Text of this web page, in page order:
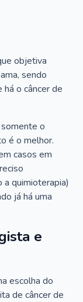
objetiva
sendo
o câncer de
o
é o melhor.
casos em
quimioterapia)
já há uma
e
escolha do
de câncer de